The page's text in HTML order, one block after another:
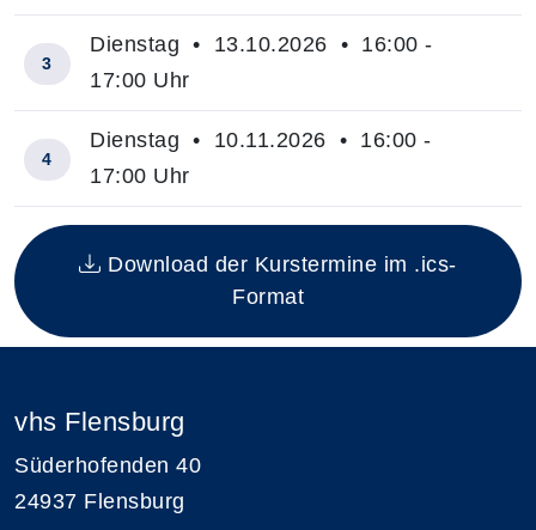
Insgesamt gibt es 4 Termine zum diesen Kurs
3
Dienstag • 13.10.2026 • 16:00 -
17:00 Uhr
4
Dienstag • 10.11.2026 • 16:00 -
17:00 Uhr
Download der Kurstermine im .ics-
Format
vhs Flensburg
Süderhofenden 40
24937 Flensburg